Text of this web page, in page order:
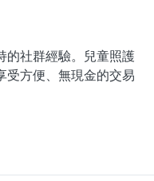
的社群經驗。兒童照護
受方便、無現金的交易